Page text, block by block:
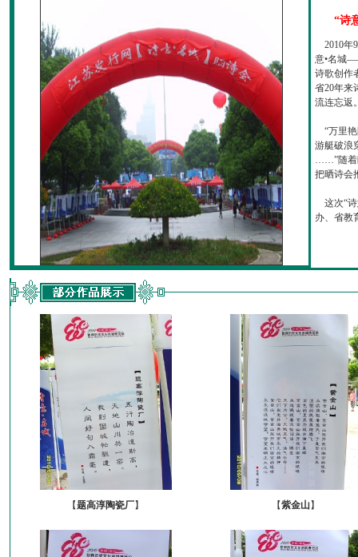
“诗
2010年
意•名城
诗歌创作
省20年来
流连忘返
“万里艳
游艇破浪
……”随着
把晒诗会
这次“诗
办、省教
【题高淳陶瓷厂】 【紫金山】